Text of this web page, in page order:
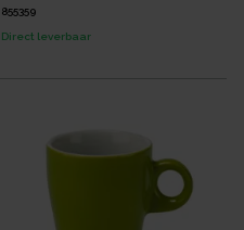
855359
Direct leverbaar